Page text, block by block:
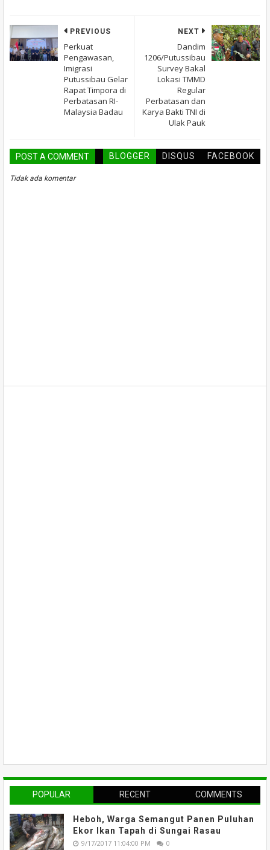
NEXT
Dandim
1206/Putussibau
Survey Bakal
Lokasi TMMD
Regular
Perbatasan dan
Karya Bakti TNI di
Ulak Pauk
PREVIOUS
Perkuat
Pengawasan,
Imigrasi
Putussibau Gelar
Rapat Timpora di
Perbatasan RI-
Malaysia Badau
POST A COMMENT BLOGGER DISQUS FACEBOOK
Tidak ada komentar
POPULAR RECENT COMMENTS
Heboh, Warga Semangut Panen Puluhan
Ekor Ikan Tapah di Sungai Rasau
9/17/2017 11:04:00 PM 0